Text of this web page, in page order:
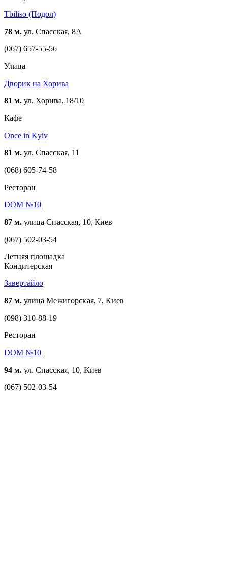
Tbiliso (Подол)
78 м. ул. Спасская, 8А
(067) 657-55-56
Улица
Дворик на Хорива
81 м. ул. Хорива, 18/10
Кафе
Once in Kyiv
81 м. ул. Спасская, 11
(068) 605-74-58
Ресторан
DOM №10
87 м. улица Спасская, 10, Киев
(067) 502-03-54
Летняя площадка
Кондитерская
Завертайло
87 м. улица Межигорская, 7, Киев
(098) 310-88-19
Ресторан
DOM №10
94 м. ул. Спасская, 10, Киев
(067) 502-03-54